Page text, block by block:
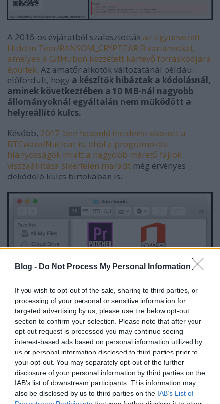
Blog - Do Not Process My Personal Information
If you wish to opt-out of the sale, sharing to third parties, or
processing of your personal or sensitive information for
targeted advertising by us, please use the below opt-out
section to confirm your selection. Please note that after your
opt-out request is processed you may continue seeing
interest-based ads based on personal information utilized by
us or personal information disclosed to third parties prior to
your opt-out. You may separately opt-out of the further
disclosure of your personal information by third parties on the
IAB’s list of downstream participants. This information may
also be disclosed by us to third parties on the IAB’s List of
A 2016-os évjáratból szalasztották az úgynevezett
Hidden Tear/RANSOM_CRYPTEAR.B variánsokat,
amelyek a GitHubon közzétett kártevő forráskódjára
épültek. Az amatőr alkotók változatánál például
előfordult, hogy a készítők hibáztak a kódolásnál,
aminek következtében a 10 MB-nál nagyobb
állományoknál egyáltalán nem működött a
helyreállító kulcs.
Később, 2017-ben hasonló incidenst okozott a
BTCware/Nuclear is, ahol a programozási
hiányosságok miatt a nagyobb méretű fájlok
visszaállítása sikertelen maradt még érvényes
dekódoló kulcs birtokában is.
A 2017-es Swift-ben íródott Patcher egy macOS
rendszereket támadó trójaiegy véletlenszerű 25
karakter hosszú láncot generált, amely kulcsként
szolgál a fájlok titkosításához.Áma kártevő sajnos
olyannyira kezdetleges és rosszul megírt volt,
hogy hiányzott belőle a távoli vezérlőszerverrel
(C&C) való kommunikációsmodul.